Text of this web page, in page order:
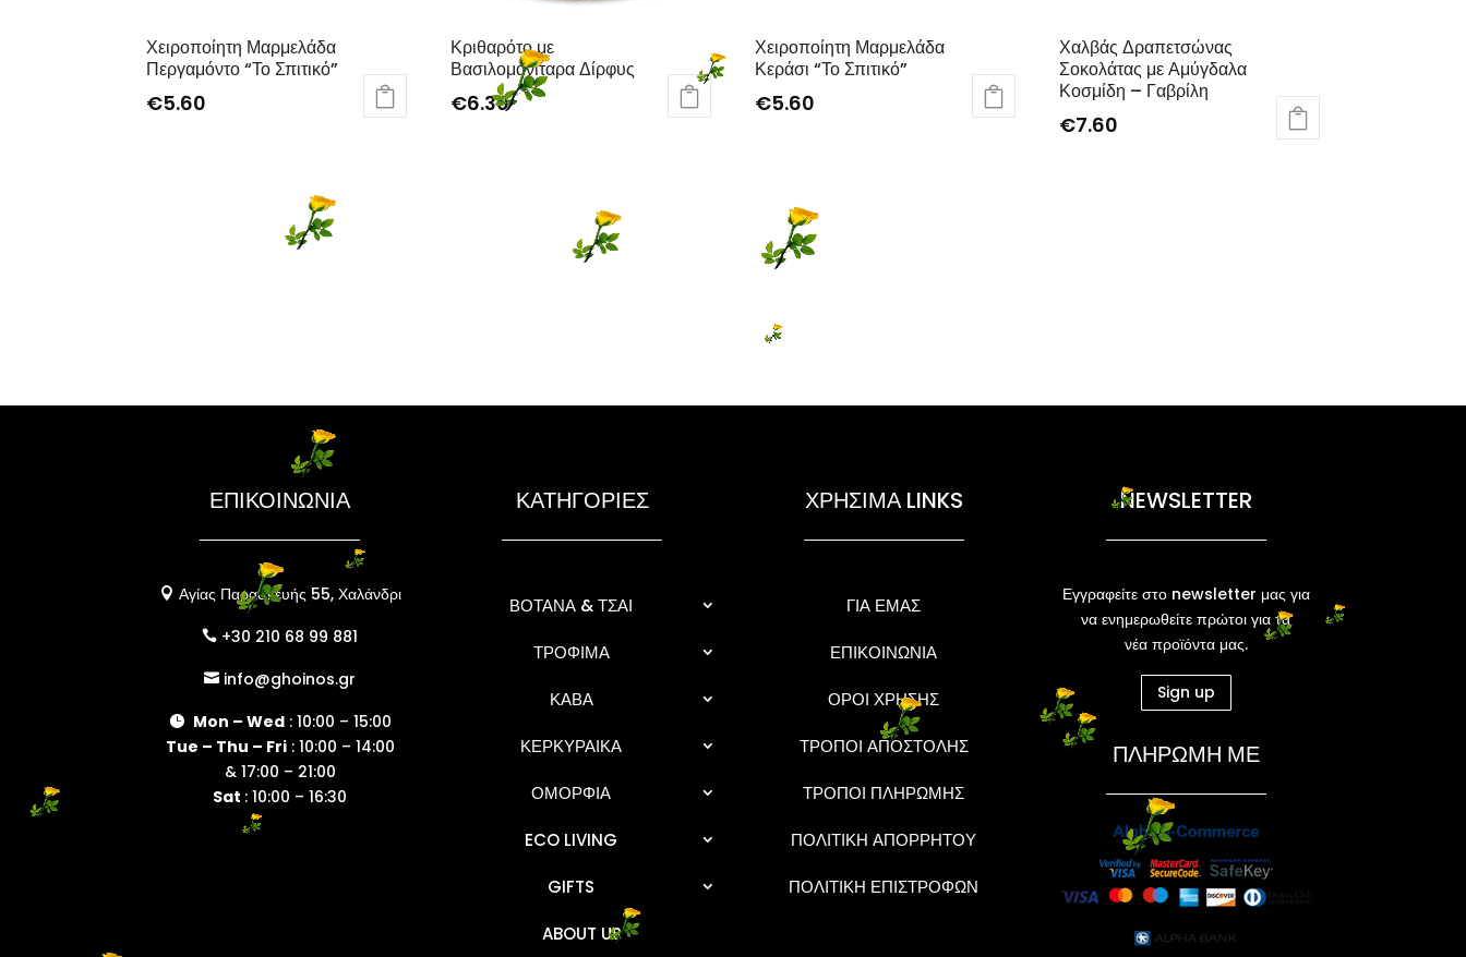
Χειροποίητη Μαρμελάδα
Περγαμόντο “Το Σπιτικό”
€5.60
Κριθαρότο με
Βασιλομανίταρα Δίρφυς
€6.30
Χειροποίητη Μαρμελάδα
Κεράσι “Το Σπιτικό”
€5.60
Χαλβάς Δραπετσώνας
Σοκολάτας με Αμύγδαλα
Κοσμίδη – Γαβρίλη
€7.60
ΕΠΙΚΟΙΝΩΝΙΑ
 Αγίας Παρασκευής 55, Χαλάνδρι
 +30 210 68 99 881
 info@ghoinos.gr
 Mon – Wed: 10:00 – 15:00
Tue – Thu – Fri: 10:00 – 14:00
& 17:00 – 21:00
Sat : 10:00 – 16:30
ΚΑΤΗΓΟΡΙΕΣ
ΒΟΤΑΝΑ & ΤΣΑΙ
ΤΡΟΦΙΜΑ
ΚΑΒΑ
ΚΕΡΚΥΡΑΙΚΑ
ΟΜΟΡΦΙΑ
ECO LIVING
GIFTS
ABOUT US
ΧΡΗΣΙΜΑ LINKS
ΓΙΑ ΕΜΑΣ
ΕΠΙΚΟΙΝΩΝΙΑ
ΟΡΟΙ ΧΡΗΣΗΣ
ΤΡΟΠΟΙ ΑΠΟΣΤΟΛΗΣ
ΤΡΟΠΟΙ ΠΛΗΡΩΜΗΣ
ΠΟΛΙΤΙΚΗ ΑΠΟΡΡΗΤΟΥ
ΠΟΛΙΤΙΚΗ ΕΠΙΣΤΡΟΦΩΝ
NEWSLETTER
Εγγραφείτε στο newsletter μας για
να ενημερωθείτε πρώτοι για τα
νέα προϊόντα μας.
Sign up
ΠΛΗΡΩΜΗ ΜΕ